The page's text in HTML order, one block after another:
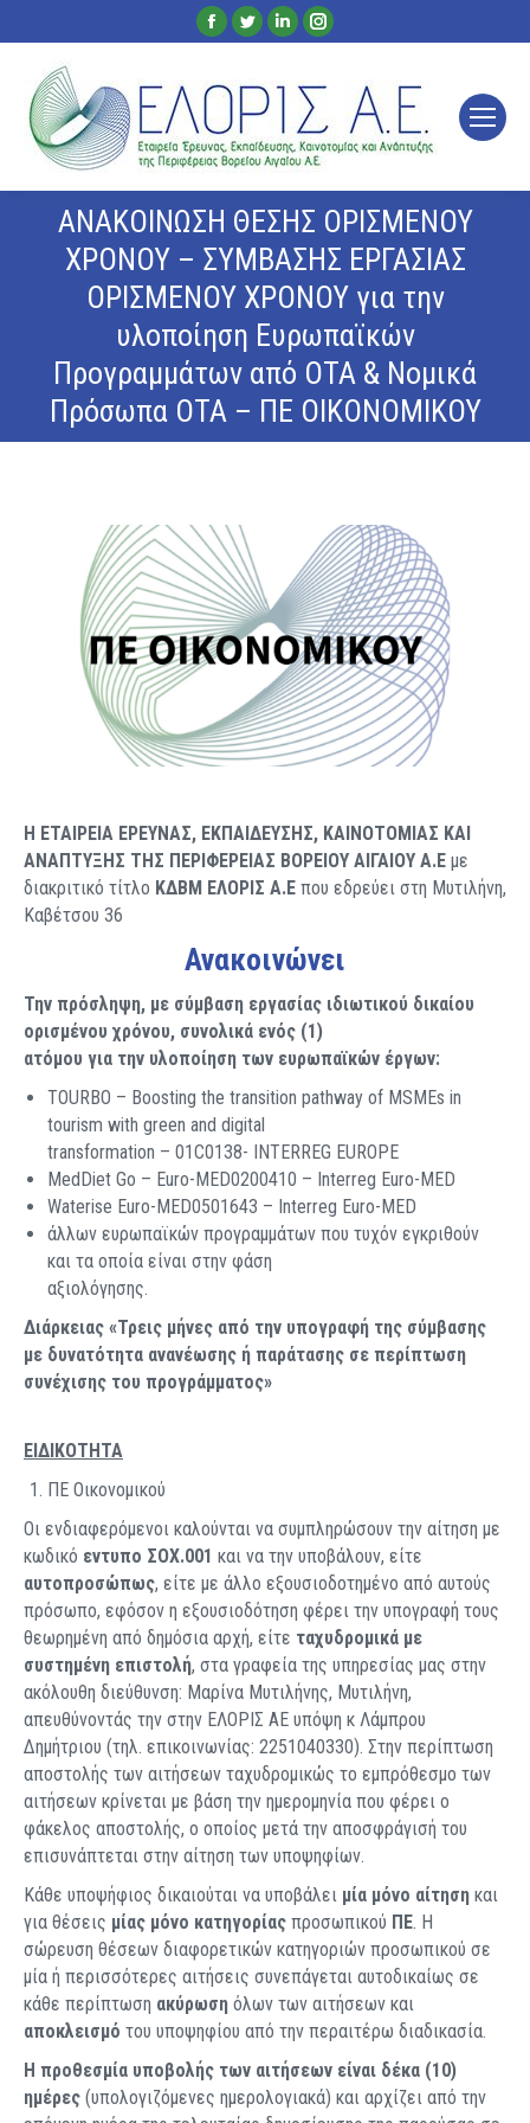
Facebook
opens
new
window
Twitter
opens
in
new
window
Linkedin
opens
new
Instagram
opens
new
ΑΝΑΚΟΙΝΩΣΗ ΘΕΣΗΣ ΟΡΙΣΜΕΝΟΥ
ΧΡΟΝΟΥ – ΣΥΜΒΑΣΗΣ ΕΡΓΑΣΙΑΣ
ΟΡΙΣΜΕΝΟΥ ΧΡΟΝΟΥ για την
υλοποίηση Ευρωπαϊκών
Προγραμμάτων από ΟΤΑ & Νομικά
Πρόσωπα ΟΤΑ – ΠΕ ΟΙΚΟΝΟΜΙΚΟΥ
Η ΕΤΑΙΡΕΙΑ ΕΡΕΥΝΑΣ, ΕΚΠΑΙΔΕΥΣΗΣ, ΚΑΙΝΟΤΟΜΙΑΣ ΚΑΙ
ΑΝΑΠΤΥΞΗΣ ΤΗΣ ΠΕΡΙΦΕΡΕΙΑΣ ΒΟΡΕΙΟΥ ΑΙΓΑΙΟΥ Α.Ε με
διακριτικό τίτλο ΚΔΒΜ ΕΛΟΡΙΣ Α.Ε που εδρεύει στη Μυτιλήνη,
Καβέτσου 36
Ανακοινώνει
Την πρόσληψη, με σύμβαση εργασίας ιδιωτικού δικαίου
ορισμένου χρόνου, συνολικά ενός (1)
ατόμου για την υλοποίηση των ευρωπαϊκών έργων:
TOURBO – Boosting the transition pathway of MSMEs in
tourism with green and digital
transformation – 01C0138- INTERREG EUROPE
MedDiet Go – Euro-MED0200410 – Interreg Euro-MED
Waterise Euro-MED0501643 – Interreg Euro-MED
άλλων ευρωπαϊκών προγραμμάτων που τυχόν εγκριθούν
και τα οποία είναι στην φάση
αξιολόγησης.
Διάρκειας «Τρεις μήνες από την υπογραφή της σύμβασης
με δυνατότητα ανανέωσης ή παράτασης σε περίπτωση
συνέχισης του προγράμματος»
ΕΙΔΙΚΟΤΗΤΑ
ΠΕ Οικονομικού
Οι ενδιαφερόμενοι καλούνται να συμπληρώσουν την αίτηση με
κωδικό εντυπο ΣΟΧ.001 και να την υποβάλουν, είτε
αυτοπροσώπως, είτε με άλλο εξουσιοδοτημένο από αυτούς
πρόσωπο, εφόσον η εξουσιοδότηση φέρει την υπογραφή τους
θεωρημένη από δημόσια αρχή, είτε ταχυδρομικά με
συστημένη επιστολή, στα γραφεία της υπηρεσίας μας στην
ακόλουθη διεύθυνση: Μαρίνα Μυτιλήνης, Μυτιλήνη,
απευθύνοντάς την στην ΕΛΟΡΙΣ ΑΕ υπόψη κ Λάμπρου
Δημήτριου (τηλ. επικοινωνίας: 2251040330). Στην περίπτωση
αποστολής των αιτήσεων ταχυδρομικώς το εμπρόθεσμο των
αιτήσεων κρίνεται με βάση την ημερομηνία που φέρει ο
φάκελος αποστολής, ο οποίος μετά την αποσφράγισή του
επισυνάπτεται στην αίτηση των υποψηφίων.
Κάθε υποψήφιος δικαιούται να υποβάλει μία μόνο αίτηση και
για θέσεις μίας μόνο κατηγορίας προσωπικού ΠΕ. Η
σώρευση θέσεων διαφορετικών κατηγοριών προσωπικού σε
μία ή περισσότερες αιτήσεις συνεπάγεται αυτοδικαίως σε
κάθε περίπτωση ακύρωση όλων των αιτήσεων και
αποκλεισμό του υποψηφίου από την περαιτέρω διαδικασία.
Η προθεσμία υποβολής των αιτήσεων είναι δέκα (10)
ημέρες (υπολογιζόμενες ημερολογιακά) και αρχίζει από την